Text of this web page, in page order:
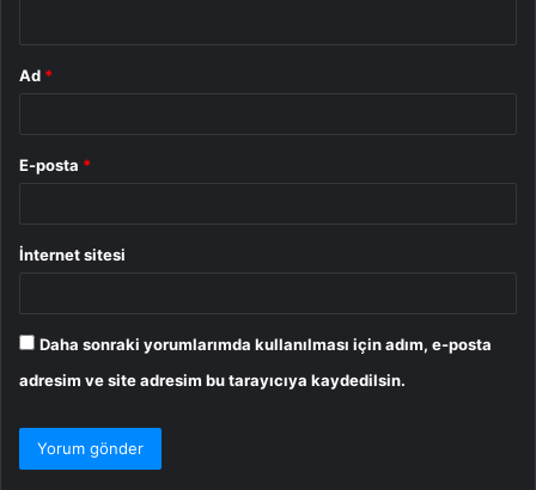
Ad *
E-posta *
İnternet sitesi
Daha sonraki yorumlarımda kullanılması için adım, e-posta
adresim ve site adresim bu tarayıcıya kaydedilsin.